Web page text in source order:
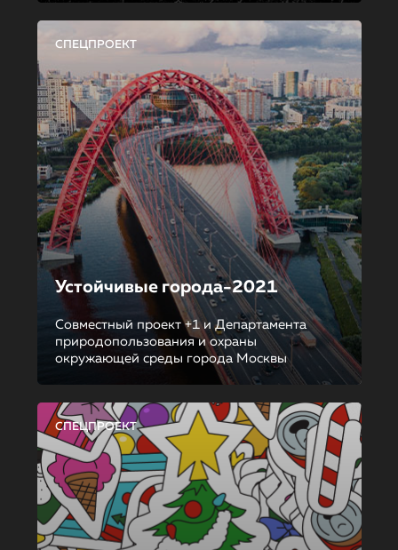
СПЕЦПРОЕКТ
Устойчивые города-2021
Совместный проект +1 и Департамента
природопользования и охраны
окружающей среды города Москвы
СПЕЦПРОЕКТ